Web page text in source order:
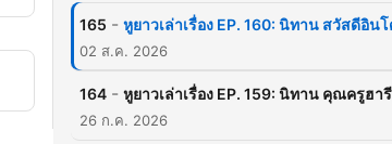
165 - หูยาวเล่าเรื่อง EP. 160: นิทาน สวัสดีอิน
02 ส.ค. 2026
164 - หูยาวเล่าเรื่อง EP. 159: นิทาน คุณครูฮา
26 ก.ค. 2026